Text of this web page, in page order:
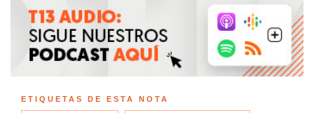
ETIQUETAS DE ESTA NOTA